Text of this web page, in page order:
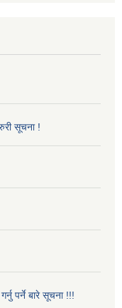
सूचना !
पर्ने बारे सूचना !!!